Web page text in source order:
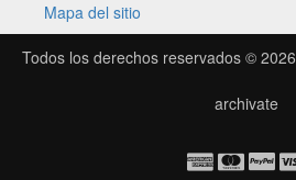
Mapa del sitio
Todos los derechos reservados © 2026
archivate